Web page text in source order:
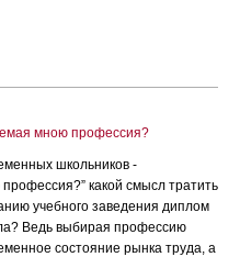
мною профессия?
школьников -
какой смысл тратить
учебного заведения диплом
Ведь выбирая профессию
состояние рынка труда, а